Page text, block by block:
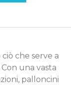
che serve a
una vasta
palloncini